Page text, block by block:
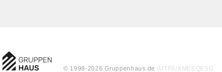
© 1998-2026 Gruppenhaus.de (UTF8/XMEEQE5G